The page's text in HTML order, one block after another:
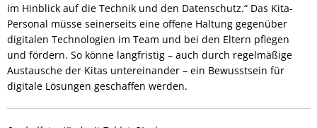
im Hinblick auf die Technik und den Datenschutz.“ Das Kita-
Personal müsse seinerseits eine offene Haltung gegenüber
digitalen Technologien im Team und bei den Eltern pflegen
und fördern. So könne langfristig – auch durch regelmäßige
Austausche der Kitas untereinander – ein Bewusstsein für
digitale Lösungen geschaffen werden.